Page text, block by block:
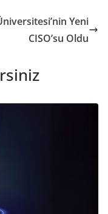
Yeni
CISO’su Oldu